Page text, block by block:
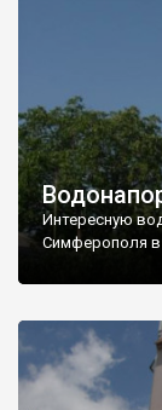
Интересную
Симферополя в